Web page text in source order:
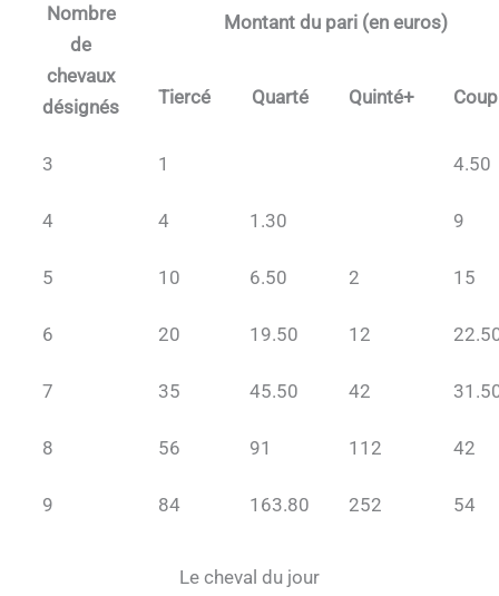
Nombre
de
chevaux
désignés
Montant du pari (en euros)
Tiercé Quarté Quinté+
3 1 4.50
4 4 1.30 9
5 10 6.50 2 15
6 20 19.50 12
7 35 45.50 42
8 56 91 112 42
9 84 163.80 252 54
Le cheval du jour